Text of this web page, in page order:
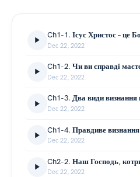
Ch1-1. Ісус Христос – це
Dec 22, 2022
Dec 22, 2022
Dec 22, 2022
Dec 22, 2022
Dec 22, 2022